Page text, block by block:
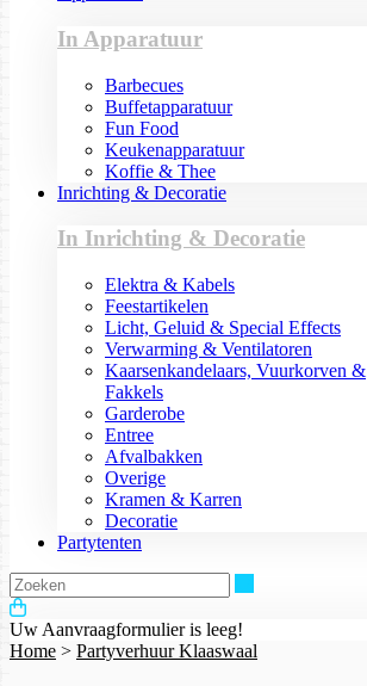
In Apparatuur
Barbecues
Buffetapparatuur
Fun Food
Keukenapparatuur
Koffie & Thee
Inrichting & Decoratie
In Inrichting & Decoratie
Elektra & Kabels
Feestartikelen
Licht, Geluid & Special Effects
Verwarming & Ventilatoren
Kaarsenkandelaars, Vuurkorven &
Fakkels
Garderobe
Entree
Afvalbakken
Overige
Kramen & Karren
Decoratie
Partytenten
Uw Aanvraagformulier is leeg!
Home > Partyverhuur Klaaswaal